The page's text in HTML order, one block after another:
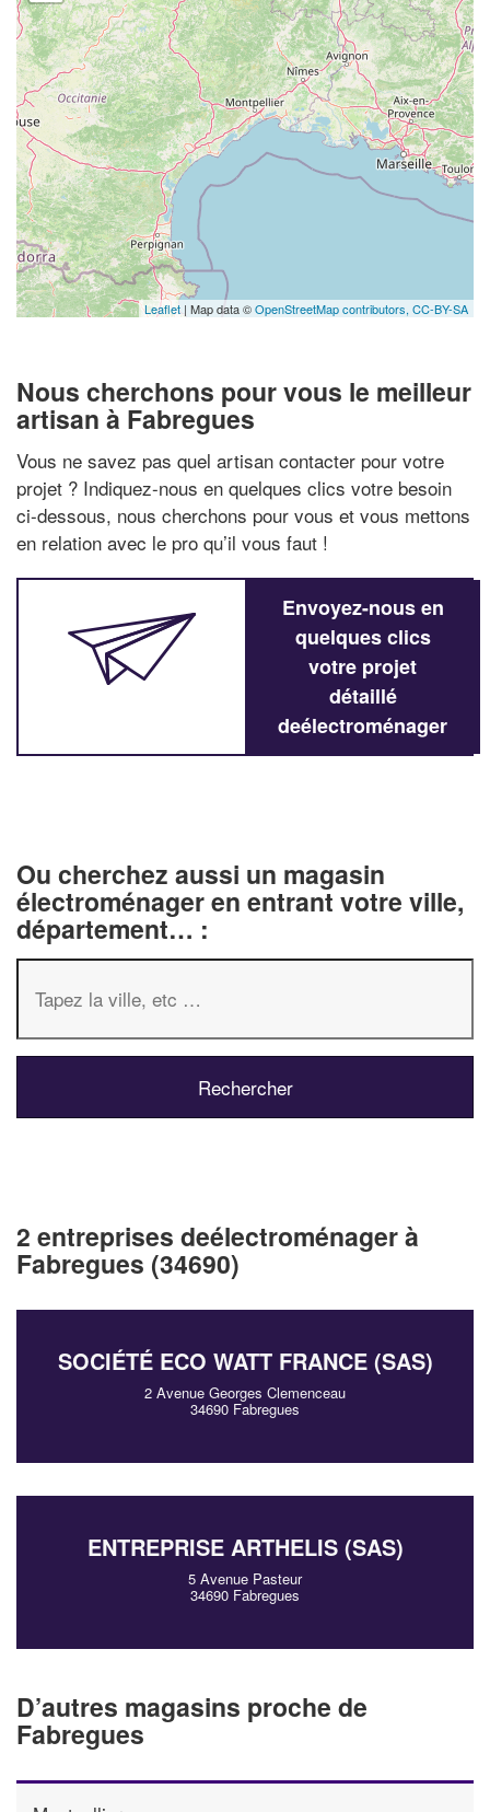
Leaflet | Map data ©OpenStreetMap contributors, CC-BY-SA
Nous cherchons pour vous le meilleur
artisan à Fabregues
Vous ne savez pas quel artisan contacter pour votre
projet ? Indiquez-nous en quelques clics votre besoin
ci-dessous, nous cherchons pour vous et vous mettons
en relation avec le pro qu’il vous faut !
Envoyez-nous en
quelques clics
votre projet
détaillé
deélectroménager
Ou cherchez aussi un magasin
électroménager en entrant votre ville,
département… :
2 entreprises deélectroménager à
Fabregues (34690)
SOCIÉTÉ ECO WATT FRANCE (SAS)
2 Avenue Georges Clemenceau
34690 Fabregues
ENTREPRISE ARTHELIS (SAS)
5 Avenue Pasteur
34690 Fabregues
D’autres magasins proche de
Fabregues